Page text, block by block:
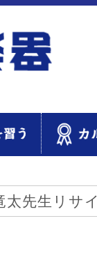
先生リサ